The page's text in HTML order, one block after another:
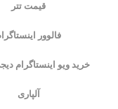
قیمت تتر
فالوور
خرید ویو اینستاگرام
آلپاری